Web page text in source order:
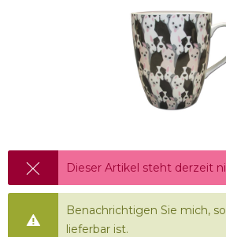
Dieser Artikel steht derzeit
Benachrichtigen Sie mich,
lieferbar ist.